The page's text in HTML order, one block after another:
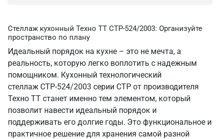
Стеллаж кухонный Техно ТТ СТР-524/2003: Организуйте
пространство по плану
Идеальный порядок на кухне – это не мечта, а
реальность, которую легко воплотить с надежным
помощником. Кухонный технологический
стеллаж СТР-524/2003 серии СТР от производителя
Техно ТТ станет именно тем элементом, который
позволит навести идеальный порядок и
поддерживать его долгие годы. Это функциональное и
практичное решение для хранения самой разной